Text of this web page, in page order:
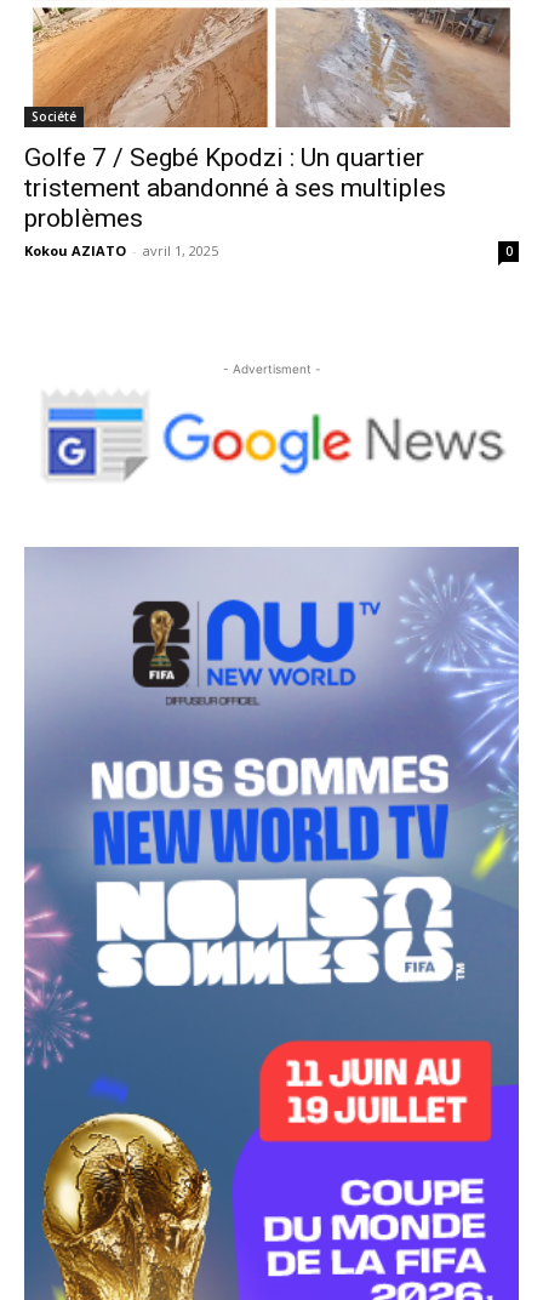
Société
Golfe 7 / Segbé Kpodzi : Un quartier
tristement abandonné à ses multiples
problèmes
Kokou AZIATO - avril 1, 2025 0
- Advertisment -